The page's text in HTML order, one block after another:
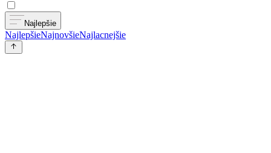
Najlepšie
NajlepšieNajnovšieNajlacnejšie